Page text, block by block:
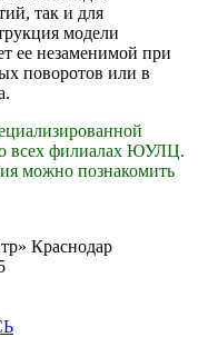
так и для
модели
ее незаменимой при
поворотов или в
всех филиалах ЮУЛЦ.
можно познакомить
Краснодар